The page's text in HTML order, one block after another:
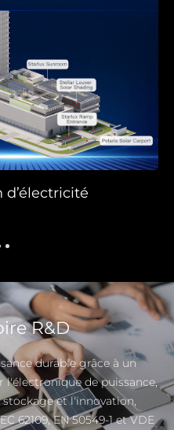
de production d’eau
R&D
durable grâce à un
l'électronique de puissance,
et l'innovation,
62109, EN 50549-1 et VDE